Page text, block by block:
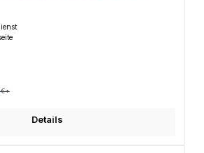
€*
Details